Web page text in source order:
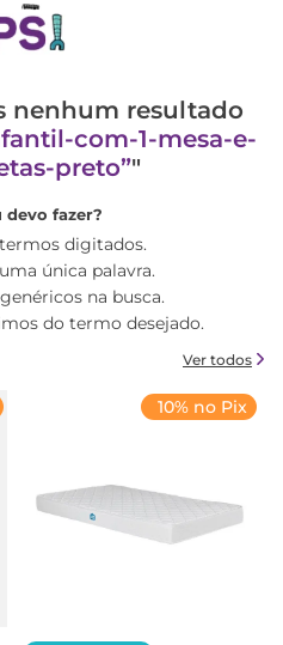
nenhum resultado
com-1-mesa-e-
preto "
devo fazer?
digitados.
única palavra.
na busca.
do termo desejado.
Ver todos
10% no Pix